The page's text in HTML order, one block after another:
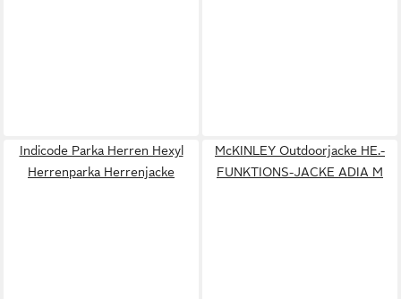
Indicode Parka Herren Hexyl
Herrenparka Herrenjacke
McKINLEY Outdoorjacke HE.-
FUNKTIONS-JACKE ADIA M